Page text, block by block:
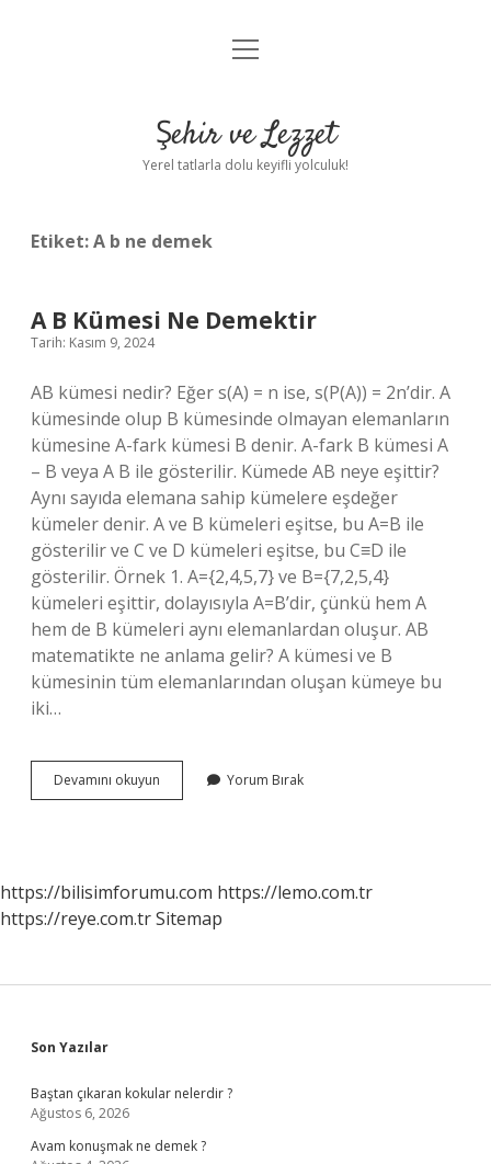
Anasayfa
Yasal Uyarı
menüyü
Şehir ve Lezzet
Yerel tatlarla dolu keyifli yolculuk!
Etiket:A b ne demek
A B Kümesi Ne Demektir
Tarih: Kasım 9, 2024
AB kümesi nedir? Eğer s(A) = n ise, s(P(A)) = 2n’dir. A
kümesinde olup B kümesinde olmayan elemanların
kümesine A-fark kümesi B denir. A-fark B kümesi A
– B veya A B ile gösterilir. Kümede AB neye eşittir?
Aynı sayıda elemana sahip kümelere eşdeğer
kümeler denir. A ve B kümeleri eşitse, bu A=B ile
gösterilir ve C ve D kümeleri eşitse, bu C≡D ile
gösterilir. Örnek 1. A={2,4,5,7} ve B={7,2,5,4}
kümeleri eşittir, dolayısıyla A=B’dir, çünkü hem A
hem de B kümeleri aynı elemanlardan oluşur. AB
matematikte ne anlama gelir? A kümesi ve B
kümesinin tüm elemanlarından oluşan kümeye bu
iki…
Devamını okuyun
B
Yorum Bırak
https://bilisimforumu.com https://lemo.com.tr
https://reye.com.trSitemap
Sidebar
Son Yazılar
Baştan çıkaran kokular nelerdir ?
Ağustos 6, 2026
Avam konuşmak ne demek ?